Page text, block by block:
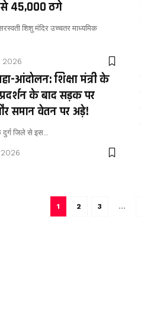
₹45,000 ठगे
शिशु मंदिर उच्चतर माध्यमिक
2026
आंदोलन: शिक्षा मंत्री के
के बाद सड़क पर
समान वेतन पर अड़े!
दुर्ग जिले से इस…
1 2 3 …